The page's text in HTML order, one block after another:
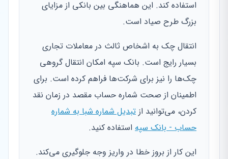
استفاده کند. این هماهنگی بین بانکی از مزایای
بزرگ طرح صیاد است.
انتقال چک به اشخاص ثالث در معاملات تجاری
بسیار رایج است. بانک سپه امکان انتقال گروهی
چک‌ها را نیز برای شرکت‌ها فراهم کرده است. برای
اطمینان از صحت شماره حساب مقصد در زمان نقد
کردن، می‌توانید از تبدیل شماره شبا به شماره
حساب - بانک سپه استفاده کنید.
این کار از بروز خطا در واریز وجه جلوگیری می‌کند.